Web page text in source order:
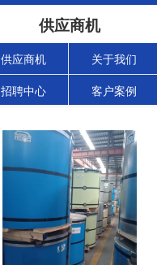
供应商机
供应商机 关于我们
招聘中心 客户案例